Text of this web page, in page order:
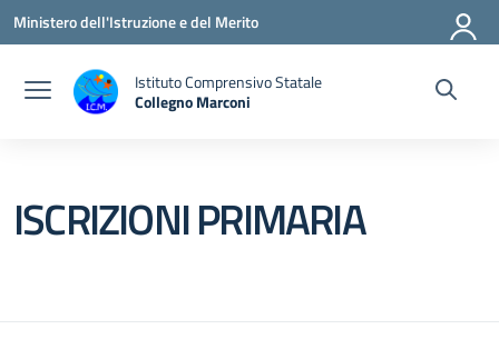
Vai ai contenuti
Vai al menu di navigazione
Vai al footer
Ministero dell'Istruzione e del Merito
Istituto Comprensivo Statale
Collegno Marconi
ISCRIZIONI PRIMARIA